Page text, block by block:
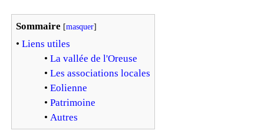
Sommaire [masquer]
• Liens utiles
• La vallée de l'Oreuse
• Les associations locales
• Eolienne
• Patrimoine
• Autres